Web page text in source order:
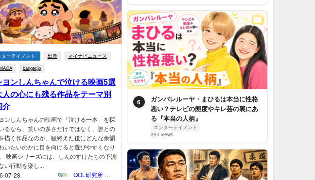
ターテイメント 出典
マイナビニュース
banger.jp
ヨンしんちゃんで泣ける映画5選
人の心にも残る作品をテーマ別
介
ンしんちゃんの映画で「泣ける一本」を探
るなら、笑いの多さだけではなく、誰との
描く作品なのか、観終えた後にどんな余韻
いたいのかに目を向けると選びやすくなり
映画シリーズには、しんのすけたちの予測
い行動を楽し...
07-28
QOL研究所 ウェブマガジン
6
ガンバレルーヤ・まひるは本当に性格
悪い？テレビの態度やキレ芸の裏にあ
る『本当の人柄』
エンターテイメント
394 views